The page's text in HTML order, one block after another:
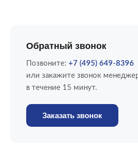
Обратный звонок
Позвоните: +7 (495) 649-8396
или закажите звонок
в течение 15 минут.
Заказать звонок